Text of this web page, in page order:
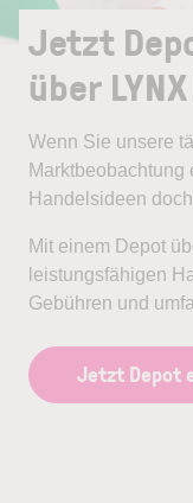
Jetzt
über
Wenn Sie unsere
Handelsideen
Mit einem Depot
leistungsfähigen
Gebühren und
Jetzt Depot